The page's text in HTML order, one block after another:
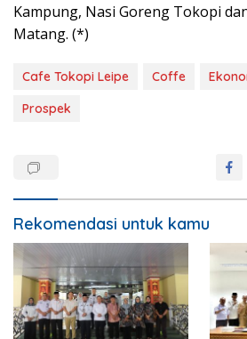
Kampung, Nasi Goreng Tokopi
Matang. (*)
Cafe Tokopi Leipe Coffe
Prospek
Rekomendasi untuk kamu